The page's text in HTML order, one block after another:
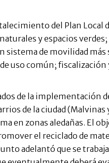
del Plan Local
y espacios
sistema de movilidad
uso común;
de la implementación
de la ciudad (Malvinas
en zonas aledañas. El
el reciclado de
adelantó que se